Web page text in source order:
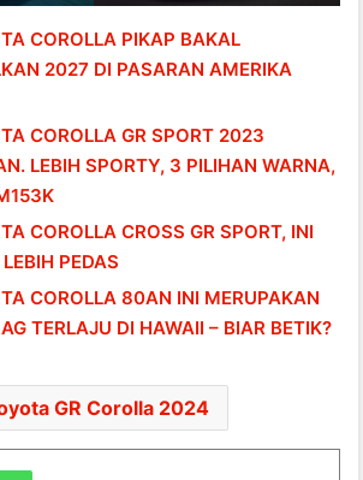
COROLLA PIKAP BAKAL
2027 DI PASARAN AMERIKA
COROLLA GR SPORT 2023
LEBIH SPORTY, 3 PILIHAN WARNA,
COROLLA CROSS GR SPORT, INI
PEDAS
COROLLA 80AN INI MERUPAKAN
TERLAJU DI HAWAII – BIAR BETIK?
GR Corolla 2024
WhatsApp